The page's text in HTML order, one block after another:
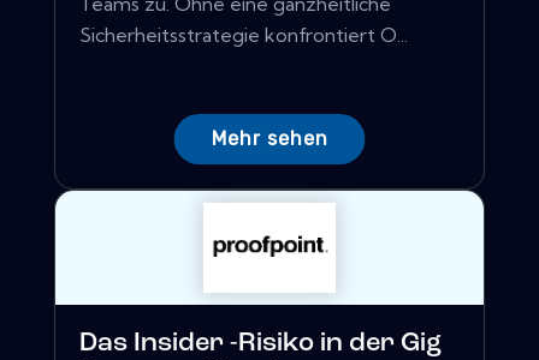
Sicherheitsstrategie konfrontiert O...
Mehr sehen
Das Insider -Risiko in der Gig